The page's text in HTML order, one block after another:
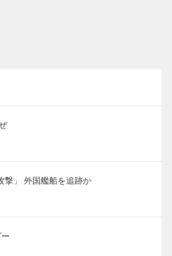
撃」 外国艦船を追跡か